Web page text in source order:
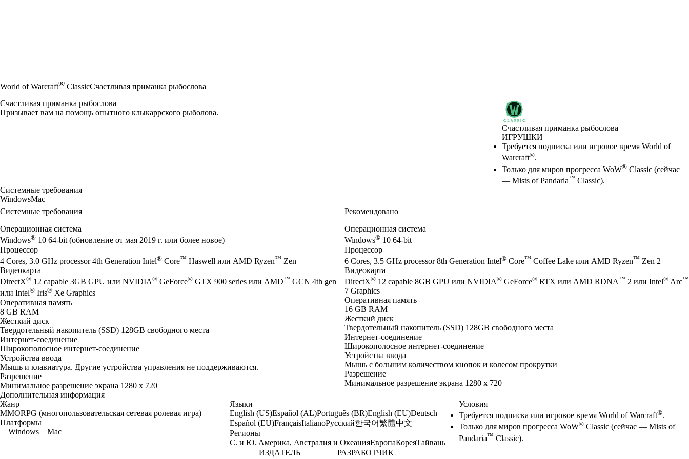
World of Warcraft® ClassicСчастливая приманка рыбослова
Счастливая приманка рыбослова
ИГРУШКИ
Цена
Available actions
Требуется подписка или игровое время World of
Warcraft®.
Только для миров прогресса WoW® Classic (сейчас
— Mists of Pandaria™ Classic).
Счастливая приманка рыбослова
Призывает вам на помощь опытного клыкаррского рыболова.
Системные требования
WindowsMac
Системные требования
Операционная система
Windows® 10 64-bit (обновление от мая 2019 г. или более новое)
Процессор
4 Cores, 3.0 GHz processor 4th Generation Intel® Core™ Haswell или AMD Ryzen™ Zen
Видеокарта
DirectX® 12 capable 3GB GPU или NVIDIA® GeForce® GTX 900 series или AMD™ GCN 4th gen
или Intel® Iris® Xe Graphics
Оперативная память
8 GB RAM
Жесткий диск
Твердотельный накопитель (SSD) 128GB свободного места
Интернет-соединение
Широкополосное интернет-соединение
Устройства ввода
Мышь и клавиатура. Другие устройства управления не поддерживаются.
Разрешение
Минимальное разрешение экрана 1280 x 720
Рекомендовано
Операционная система
Windows® 10 64-bit
Процессор
6 Cores, 3.5 GHz processor 8th Generation Intel® Core™ Coffee Lake или AMD Ryzen™ Zen 2
Видеокарта
DirectX® 12 capable 8GB GPU или NVIDIA® GeForce® RTX или AMD RDNA™ 2 или Intel® Arc™
7 Graphics
Оперативная память
16 GB RAM
Жесткий диск
Твердотельный накопитель (SSD) 128GB свободного места
Интернет-соединение
Широкополосное интернет-соединение
Устройства ввода
Мышь с большим количеством кнопок и колесом прокрутки
Разрешение
Минимальное разрешение экрана 1280 x 720
Дополнительная информация
Жанр
MMORPG (многопользовательская сетевая ролевая игра)
Платформы
Windows
Mac
Языки
English (US)Español (AL)Português (BR)English (EU)Deutsch
Español (EU)FrançaisItalianoРусский한국어繁體中文
Регионы
С. и Ю. Америка, Австралия и ОкеанияЕвропаКореяТайвань
Условия
Требуется подписка или игровое время World of Warcraft®.
Только для миров прогресса WoW® Classic (сейчас — Mists of
Pandaria™ Classic).
ИЗДАТЕЛЬ
РАЗРАБОТЧИК